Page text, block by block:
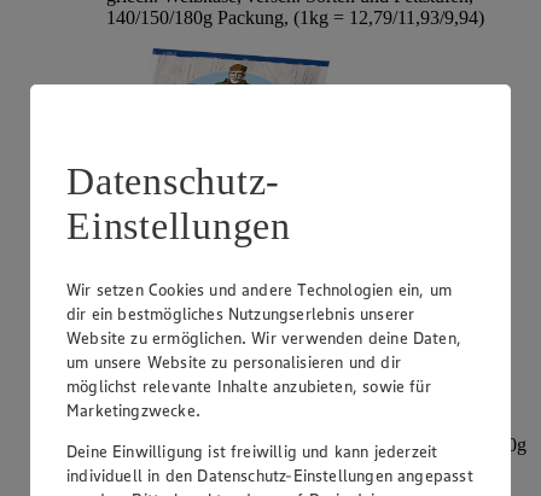
140/150/180g Packung, (1kg = 12,79/11,93/9,94)
Angebot:Mini-Babybel
2.99 -30%
Rabattierter Preis von 2.99€ (Insgesamt -30%
Rabatt)
dt. Schnittkäse, versch. Sorten, 45% Fett i. Tr., 8/9x20g
= 160/180g Packung, (1kg = 18,69/16,61)
Datenschutz-
Einstellungen
Wir setzen Cookies und andere Technologien ein, um
dir ein bestmögliches Nutzungserlebnis unserer
Website zu ermöglichen. Wir verwenden deine Daten,
um unsere Website zu personalisieren und dir
möglichst relevante Inhalte anzubieten, sowie für
Marketingzwecke.
Deine Einwilligung ist freiwillig und kann jederzeit
individuell in den Datenschutz-Einstellungen angepasst